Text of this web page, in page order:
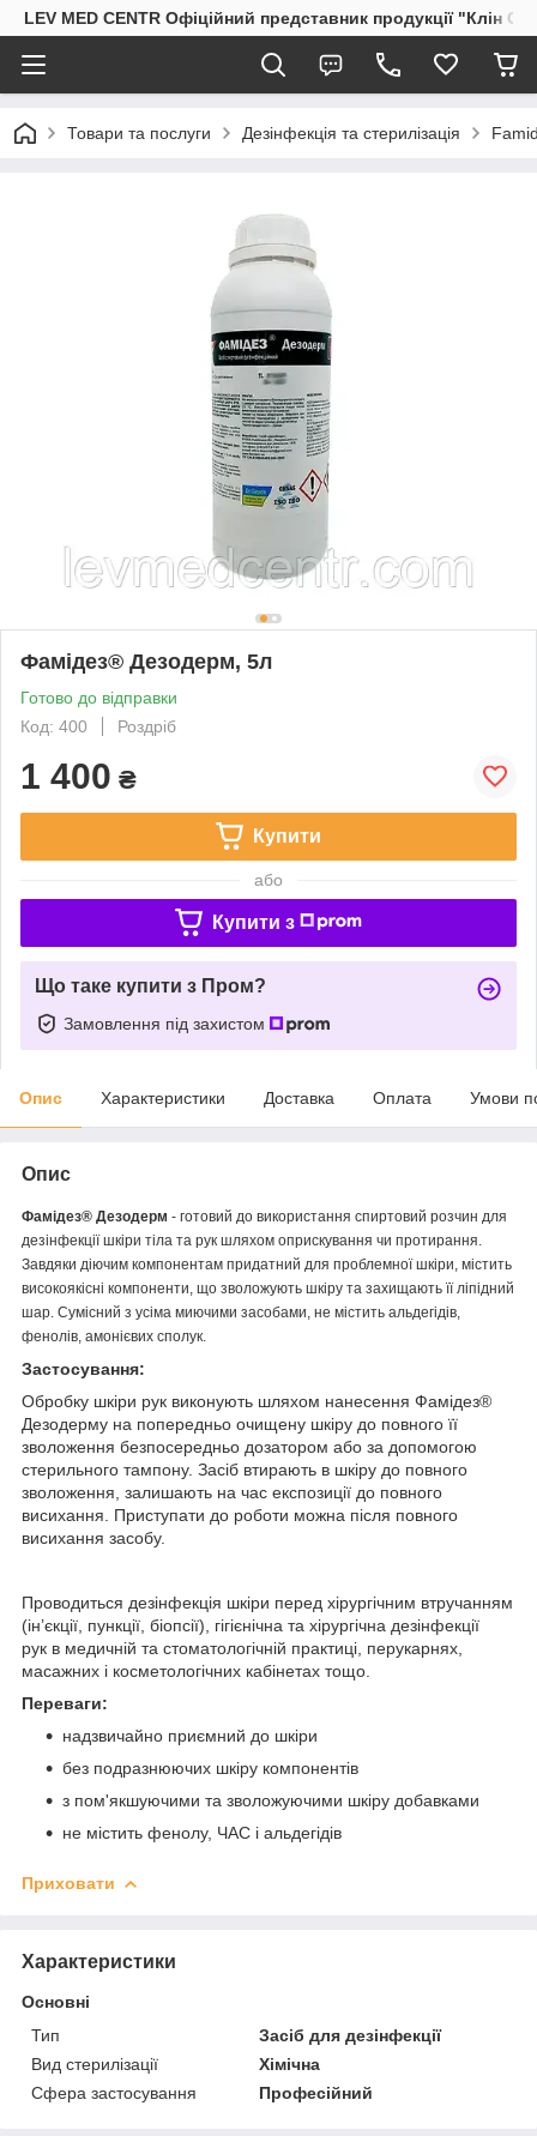
LEV MED CENTR Офіційний представник продукції "Клін
Товари та послуги Дезінфекція та стерилізація
Фамідез® Дезодерм, 5л
Готово до відправки
Код: 400
Роздріб
1 400 ₴
Купити
або
Купити з
Що таке купити з Пром?
Замовлення під захистом
Опис Характеристики Доставка Оплата Умови
Опис
Фамідез® Дезодерм - готовий до використання спиртовий розчин для
дезінфекції шкіри тіла та рук шляхом оприскування чи протирання.
Завдяки діючим компонентам придатний для проблемної шкіри, містить
високоякісні компоненти, що зволожують шкіру та захищають її ліпідний
шар. Сумісний з усіма миючими засобами, не містить альдегідів,
фенолів, амонієвих сполук.
Застосування:
Обробку шкіри рук виконують шляхом нанесення Фамідез®
Дезодерму на попередньо очищену шкіру до повного її
зволоження безпосередньо дозатором або за допомогою
стерильного тампону. Засіб втирають в шкіру до повного
зволоження, залишають на час експозиції до повного
висихання. Приступати до роботи можна після повного
висихання засобу.
Проводиться дезінфекція шкіри перед хірургічним втручанням
(ін’єкції, пункції, біопсії), гігієнічна та хірургічна дезінфекції
рук в медичній та стоматологічній практиці, перукарнях,
масажних і косметологічних кабінетах тощо.
Переваги:
надзвичайно приємний до шкіри
без подразнюючих шкіру компонентів
з пом'якшуючими та зволожуючими шкіру добавками
не містить фенолу, ЧАС і альдегідів
Приховати
Характеристики
Основні
Тип
Засіб для дезінфекції
Вид стерилізації
Хімічна
Сфера застосування
Професійний